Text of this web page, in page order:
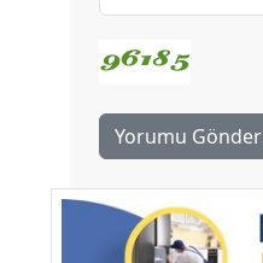
Yorumu Gönder